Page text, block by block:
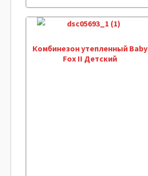
Комбинезон утепленный Baby
Fox II Детский